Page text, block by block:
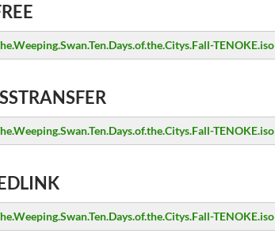
TENOKE.iso
TENOKE.iso
TENOKE.iso